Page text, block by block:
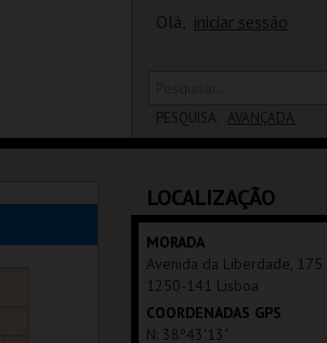
Olá, iniciar sessão
PESQUISA: AVANÇADA
SALA
LOCALIZAÇÃO
MORADA
Avenida da Liberdade, 175
1250-141 Lisboa
COORDENADAS GPS
N: 38º43'13"